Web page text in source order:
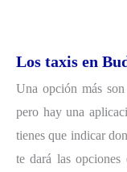
Los taxis en
Una opción más
pero hay una
tienes que indicar
te dará las